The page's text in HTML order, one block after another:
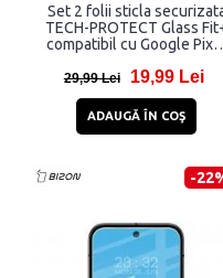
Set 2 folii sticla
TECH-PROTECT Glass
compatibil cu Google
29,99 Lei 19,99 Lei
ADAUGĂ ÎN COŞ
-